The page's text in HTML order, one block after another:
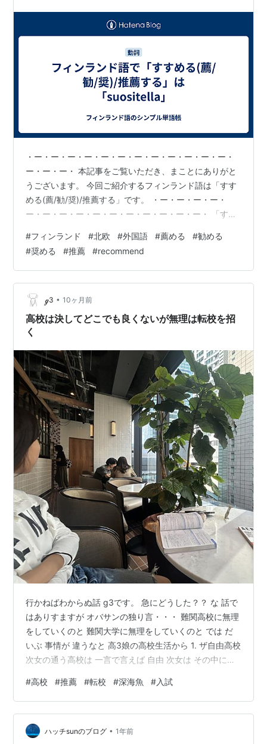
・ー・ー・ー・ー・ー・ー・ー・ー・ー・ー・ー・ー・
ー・ー・ー・ 本記事をご覧いただき、まことにありがと
うございます。 今回ご紹介するフィンランド語は「すす
める(薦/勧/奨)/推薦する」です。 ・ー・ー・ー・ー・
ー・ー・ー・ー・ー・ー・ー・ー・ー・ー・ー・ 「すす
ラ) ⇔「recommend」 ・ー・ー・ー・ー・ー・ー・
ー・ー・ー・ー・ー・ー・ー・ー・ー・ 〔例文〕 「」
⇔「」 () ⇔「」 ・ー・ー・ー・ー・ー・ー・ー・ー・
ー・ー・ー・ー・ー・ー・ー・ 〔関連単語〕 ・ー・ー・
ー・ー・ー・ー・ー・ー・ー・ー・ー・ー・ー・…
#フィンランド #北欧 #外国語 #薦める #勧める
#奨める #推薦 #recommend
ℊ3 • 10ヶ月前
高校は決してどこでも良くないが無理は転校を招
く
行かねばわからぬ話 g3です。 急にどうした？？ な 話で
はありすますが オバサンの独り言・・・ 難関高校に無理
をしていくのと 難関大学に無理をしていくのと では だ
いぶ 事情が 違うなと 高3娘の高校生活から 1. ザ自由高校
次女の通う高校は 一言で言えば 自由 次女は その中にお
る 自由で それはそれは 沢山の舞台のある高校での 生活
を謳歌する 高3 その高校において 一定数 転校するコがい
ます 一年時の転校理由の占める 結構な割合が 成績 日々
が楽しくない たとえば 良くも悪くも 平凡な 平均な 娘の
#高校 #推薦 #転校 #深海魚 #入試
ハッチsunのブログ • 1年前